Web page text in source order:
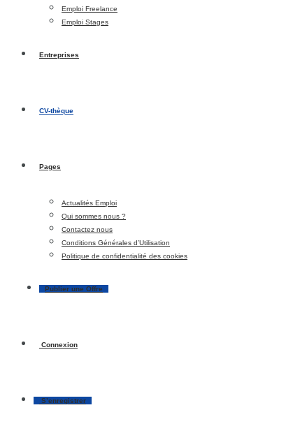
Emploi Freelance
Emploi Stages
Entreprises
CV-thèque
Pages
Actualités Emploi
Qui sommes nous ?
Contactez nous
Conditions Générales d’Utilisation
Politique de confidentialité des cookies
Publier une Offre
Connexion
S’enregistrer